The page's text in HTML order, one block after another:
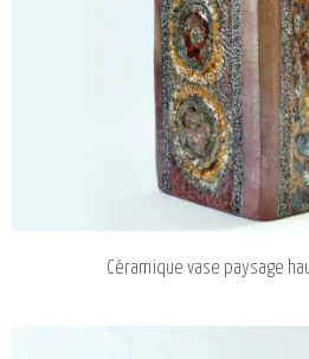
Céramique vase paysage